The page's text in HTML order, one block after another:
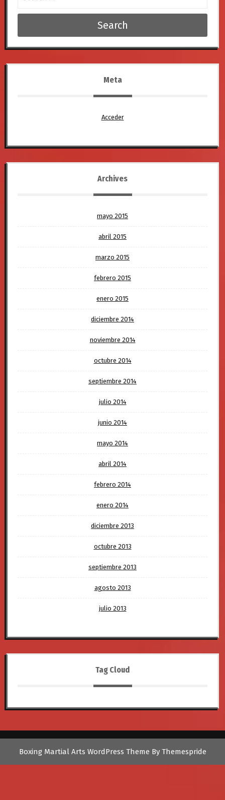
Search
Meta
Acceder
Archives
mayo 2015
abril 2015
marzo 2015
febrero 2015
enero 2015
diciembre 2014
noviembre 2014
octubre 2014
septiembre 2014
julio 2014
junio 2014
mayo 2014
abril 2014
febrero 2014
enero 2014
diciembre 2013
octubre 2013
septiembre 2013
agosto 2013
julio 2013
Tag Cloud
Boxing Martial Arts WordPress Theme By Themespride